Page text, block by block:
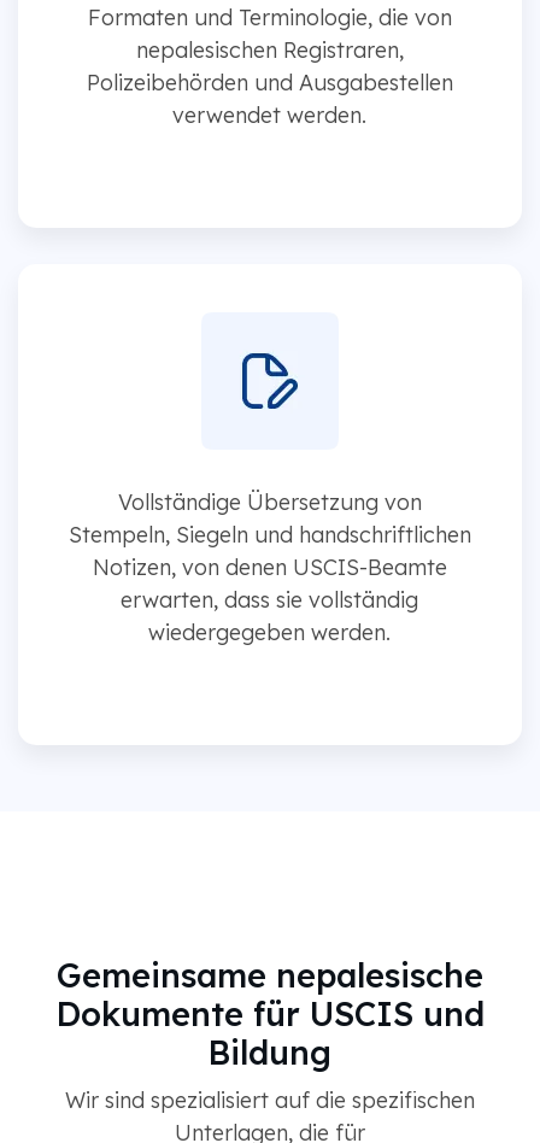
Formaten und Terminologie, die von
nepalesischen Registraren,
Polizeibehörden und Ausgabestellen
verwendet werden.
Vollständige Übersetzung von
Stempeln, Siegeln und handschriftlichen
Notizen, von denen USCIS-Beamte
erwarten, dass sie vollständig
wiedergegeben werden.
Gemeinsame nepalesische
Dokumente für USCIS und
Bildung
Wir sind spezialisiert auf die spezifischen
Unterlagen, die für